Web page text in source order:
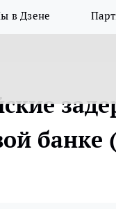
в Дзене